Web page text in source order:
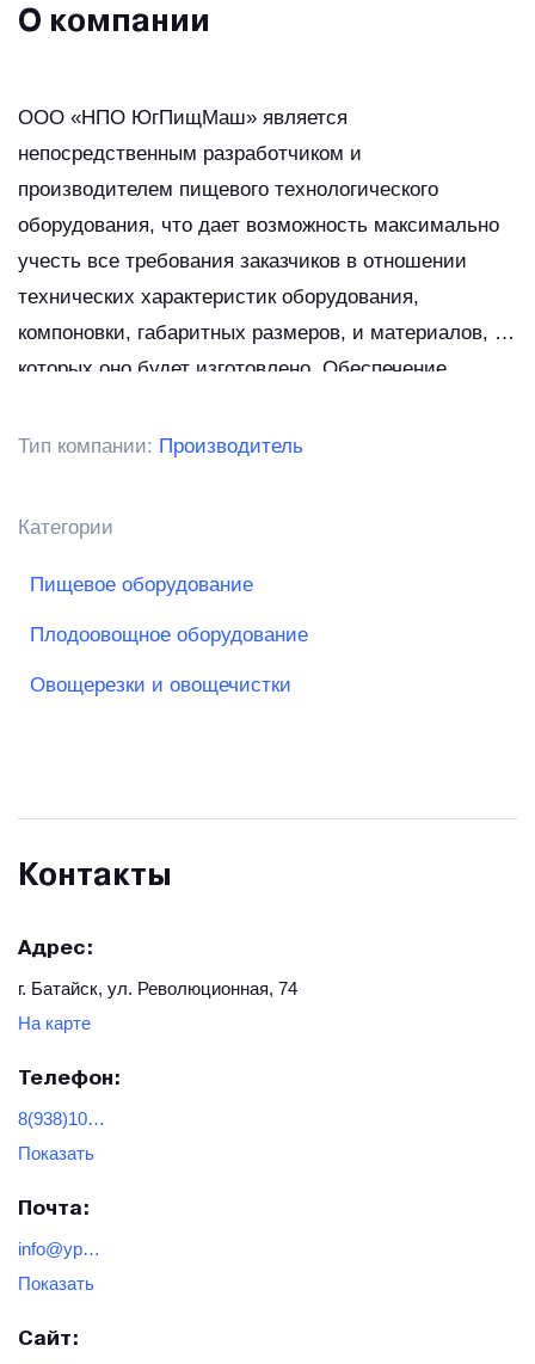
О компании
ООО «НПО ЮгПищМаш» является
непосредственным разработчиком и
производителем пищевого технологического
оборудования, что дает возможность максимально
учесть все требования заказчиков в отношении
технических характеристик оборудования,
компоновки, габаритных размеров, и материалов, из
которых оно будет изготовлено. Обеспечение
высокотехнологичным, качественным и доступным
Тип компании: Производитель
Категории
Пищевое оборудование
Плодоовощное оборудование
Овощерезки и овощечистки
Контакты
Адрес:
г. Батайск, ул. Революционная, 74
На карте
Телефон:
8(938)1001874
Показать
Почта:
info@ypmash.ru
Показать
Сайт: